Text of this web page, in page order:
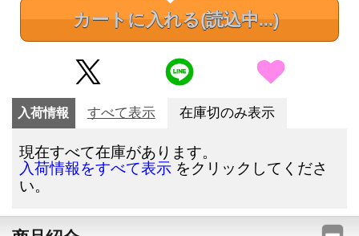
カートに入れる(読込中...)
入荷情報 すべて表示 在庫切のみ表示
現在すべて在庫があります。
入荷情報をすべて表示 をクリックしてくださ
い。